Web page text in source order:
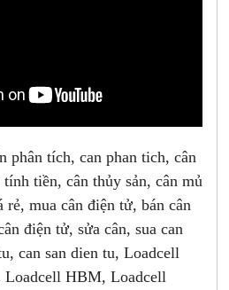
phân tích, can phan tich, cân
tiền, cân thủy sản, cân mủ
rẻ, mua cân điện tử, bán cân
điện tử, sửa cân, sua can
can san dien tu, Loadcell
HBM, Loadcell